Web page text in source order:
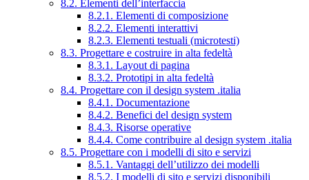
8.2. Elementi dell’interfaccia
8.2.1. Elementi di composizione
8.2.2. Elementi interattivi
8.2.3. Elementi testuali (microtesti)
8.3. Progettare e costruire in alta fedeltà
8.3.1. Layout di pagina
8.3.2. Prototipi in alta fedeltà
8.4. Progettare con il design system .italia
8.4.1. Documentazione
8.4.2. Benefici del design system
8.4.3. Risorse operative
8.4.4. Come contribuire al design system .italia
8.5. Progettare con i modelli di sito e servizi
8.5.1. Vantaggi dell’utilizzo dei modelli
8.5.2. I modelli di sito e servizi disponibili